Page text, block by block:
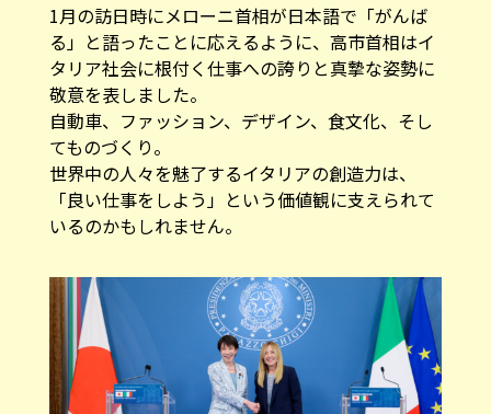
1月の訪日時にメローニ首相が日本語で「がんば
る」と語ったことに応えるように、高市首相はイ
タリア社会に根付く仕事への誇りと真摯な姿勢に
敬意を表しました。
自動車、ファッション、デザイン、食文化、そし
てものづくり。
世界中の人々を魅了するイタリアの創造力は、
「良い仕事をしよう」という価値観に支えられて
いるのかもしれません。